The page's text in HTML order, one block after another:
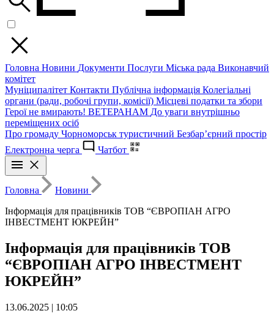
Головна Новини Документи Послуги Міська рада Виконавчий
комітет
Муніципалітет Контакти Публічна інформація Колегіальні
органи (ради, робочі групи, комісії) Місцеві податки та збори
Герої не вмирають! ВЕТЕРАНАМ До уваги внутрішньо
переміщених осіб
Про громаду Чорноморськ туристичний Безбар’єрний простір
Електронна черга
Чатбот
Головна
Новини
Інформація для працівників ТОВ “ЄВРОПІАН АГРО
ІНВЕСТМЕНТ ЮКРЕЙН”
Інформація для працівників ТОВ
“ЄВРОПІАН АГРО ІНВЕСТМЕНТ
ЮКРЕЙН”
13.06.2025 | 10:05